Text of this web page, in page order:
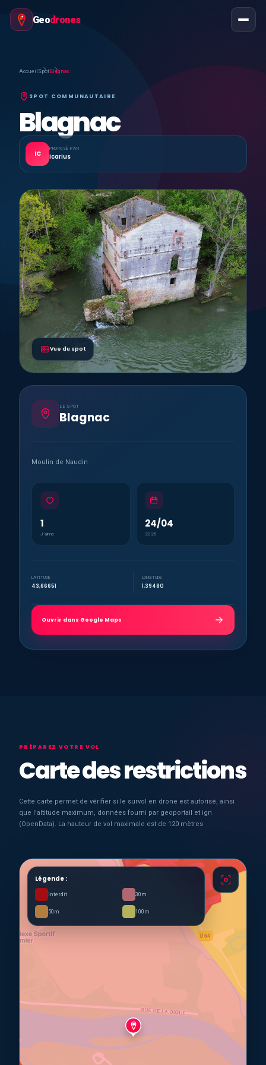
Geodrones
Accueil SpotBlagnac
SPOT COMMUNAUTAIRE
Blagnac
IC
PROPOSÉ PAR
Icarius
Vue du spot
LE SPOT
Blagnac
Moulin de Naudin
1
J’aime
24/04
2025
LATITUDE
43,66651
LONGITUDE
1,39480
Ouvrir dans Google Maps
PRÉPAREZ VOTRE VOL
Carte des restrictions
Cette carte permet de vérifier si le survol en drone est autorisé, ainsi
que l'altitude maximum, données fourni par geoportail et ign
(OpenData). La hauteur de vol maximale est de 120 mètres
Légende :
Interdit 30m
50m 100m